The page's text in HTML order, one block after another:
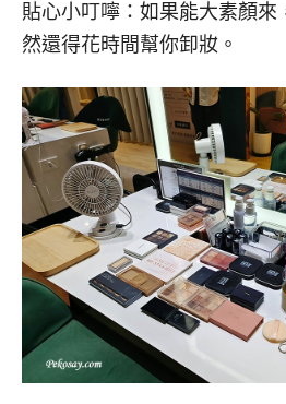
貼心小叮嚀：如果能大素顏來
然還得花時間幫你卸妝。